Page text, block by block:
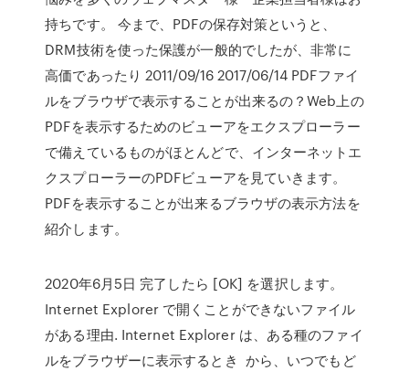
持ちです。 今まで、PDFの保存対策というと、
DRM技術を使った保護が一般的でしたが、非常に
高価であったり 2011/09/16 2017/06/14 PDFファイ
ルをブラウザで表示することが出来るの？Web上の
PDFを表示するためのビューアをエクスプローラー
で備えているものがほとんどで、インターネットエ
クスプローラーのPDFビューアを見ていきます。
PDFを表示することが出来るブラウザの表示方法を
紹介します。
2020年6月5日 完了したら [OK] を選択します。
Internet Explorer で開くことができないファイル
がある理由. Internet Explorer は、ある種のファイ
ルをブラウザーに表示するとき から、いつでもど